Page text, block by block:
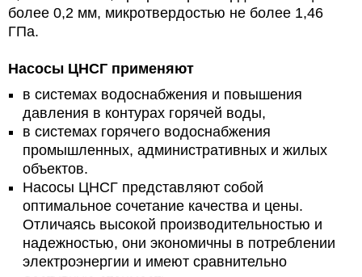
более 0,2 мм, микротвердостью не более 1,46
ГПа.
Насосы ЦНСГ применяют
в системах водоснабжения и повышения
давления в контурах горячей воды,
в системах горячего водоснабжения
промышленных, административных и жилых
объектов.
Насосы ЦНСГ представляют собой
оптимальное сочетание качества и цены.
Отличаясь высокой производительностью и
надежностью, они экономичны в потреблении
электроэнергии и имеют сравнительно